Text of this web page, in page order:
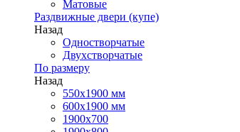
Матовые
Раздвижные двери (купе)
Назад
Одностворчатые
Двухстворчатые
По размеру
Назад
550x1900 мм
600x1900 мм
1900х700